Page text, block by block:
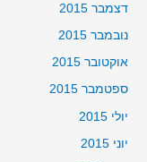
דצמבר 2015
נובמבר 2015
אוקטובר 2015
ספטמבר 2015
יולי 2015
יוני 2015